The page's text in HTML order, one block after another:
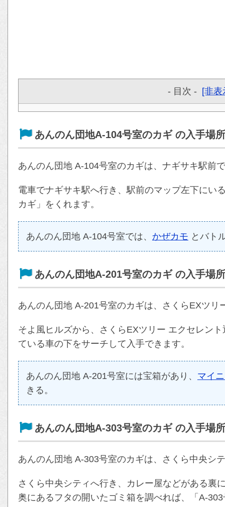
- 目次 - [非表
あんのん団地A-104号室のカギ の入手場所
あんのん団地 A-104号室のカギは、ナギサキ駅前
電車でナギサキ駅へ行き、駅前のマップ左下にい
カギ」をくれます。
あんのん団地 A-104号室では、 かぜカモ とバト
あんのん団地A-201号室のカギ の入手場所
あんのん団地 A-201号室のカギは、さくらEXツリ
そよ風ヒルズから、さくらEXツリー エクセレン
ている車の下をサーチして入手できます。
あんのん団地 A-201号室には宝箱があり、 マイ
きる。
あんのん団地A-303号室のカギ の入手場所
あんのん団地 A-303号室のカギは、さくら中央シ
さくら中央シティへ行き、カレー屋などがある裏
奥にあるフタの開いたゴミ箱を調べれば、「A-